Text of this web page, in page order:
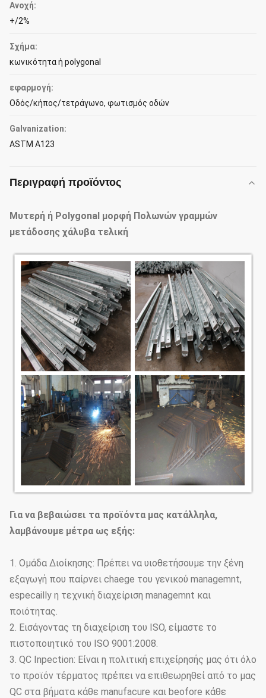
Ανοχή:
+/2%
Σχήμα:
κωνικότητα ή polygonal
εφαρμογή:
Οδός/κήπος/τετράγωνο, φωτισμός οδών
Galvanization:
ASTM A123
Περιγραφή προϊόντος
Μυτερή ή Polygonal μορφή Πολωνών γραμμών
μετάδοσης χάλυβα τελική
Για να βεβαιώσει τα προϊόντα μας κατάλληλα,
λαμβάνουμε μέτρα ως εξής:
1. Ομάδα Διοίκησης: Πρέπει να υιοθετήσουμε την ξένη
εξαγωγή που παίρνει chaege του γενικού managemnt,
especailly η τεχνική διαχείριση managemnt και
ποιότητας.
2. Εισάγοντας τη διαχείριση του ISO, είμαστε το
πιστοποιητικό του ISO 9001:2008.
3. QC Inpection: Είναι η πολιτική επιχείρησής μας ότι όλο
το προϊόν τέρματος πρέπει να επιθεωρηθεί από το μας
QC στα βήματα κάθε manufacure και beofore κάθε